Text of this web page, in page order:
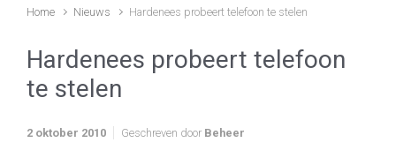
Home Nieuws Hardenees probeert telefoon te stelen
Hardenees probeert telefoon
te stelen
2 oktober 2010 Geschreven door Beheer